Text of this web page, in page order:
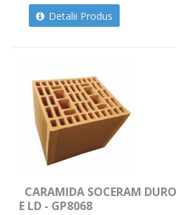
Detalii Produs
CARAMIDA SOCERAM
E LD - GP8068